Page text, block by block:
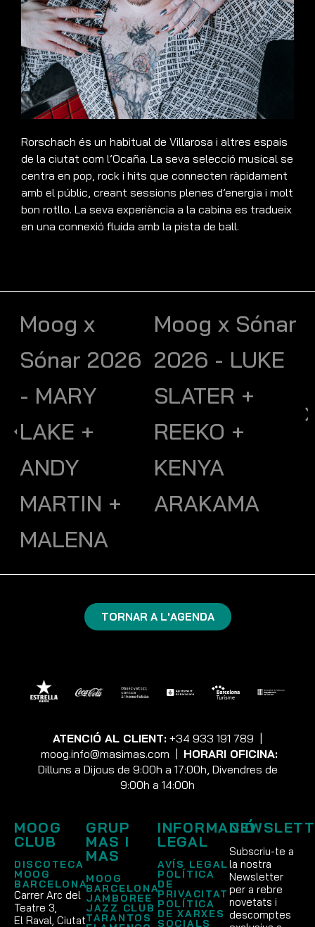
Rorschach és un habitual de Villarosa i altres espais
de la ciutat com l’Ocaña. La seva selecció musical se
centra en pop, rock i hits que connecten ràpidament
amb el públic, creant sessions plenes d’energia i molt
bon rotllo. La seva experiència a la cabina es tradueix
en una connexió fluida amb la pista de ball.
Moog x
Sónar 2026
- MARY
LAKE +
ANDY
MARTIN +
MALENA
Moog x Sónar
2026 - LUKE
SLATER +
REEKO +
KENYA
ARAKAMA
TORNAR A L'AGENDA
ATENCIÓ AL CLIENT: +34 933 191 789
moog.info@masimas.com
HORARI OFICINA:
Dilluns a Dijous de 9:00h a 17:00h, Divendres de
9:00h a 14:00h
MOOG
CLUB
DISCOTECA
MOOG
BARCELONA
Carrer Arc del
Teatre 3,
El Raval, Ciutat
GRUP
MAS I
MAS
MOOG
BARCELONA
JAMBOREE
JAZZ CLUB
TARANTOS
INFORMACIÓ
LEGAL
AVÍS LEGAL
POLÍTICA
DE
PRIVACITAT
POLÍTICA
DE XARXES
SOCIALS
Subscriu-te a
la nostra
Newsletter
per a rebre
novetats i
descomptes